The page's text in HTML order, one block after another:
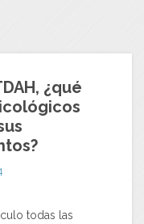
¿qué
todas las